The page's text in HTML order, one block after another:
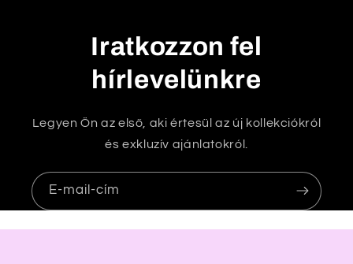
Iratkozzon fel
hírlevelünkre
Legyen Ön az első, aki értesül az új kollekciókról
és exkluzív ajánlatokról.
E-mail-cím